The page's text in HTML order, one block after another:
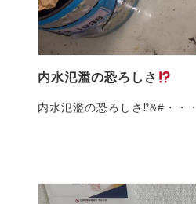
内水氾濫の恐ろしさ
内水氾濫の恐ろしさ⁉&#・・・